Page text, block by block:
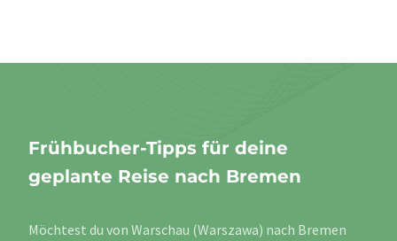
Frühbucher-Tipps für deine
geplante Reise nach Bremen
Möchtest du von Warschau (Warszawa) nach Bremen